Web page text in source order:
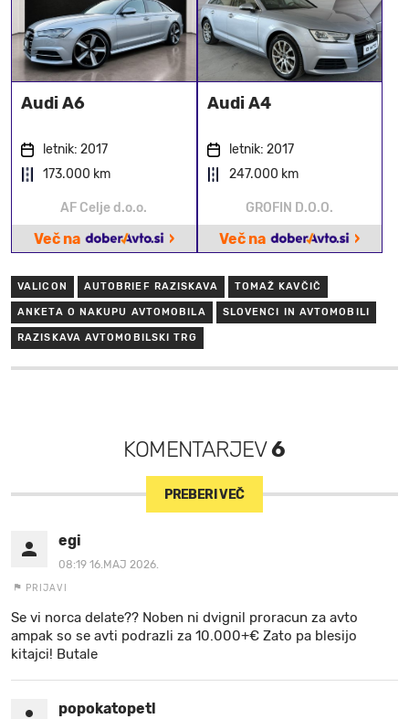
Audi A6
letnik: 2017
173.000 km
AF Celje d.o.o.
Več na ›
Audi A4
letnik: 2017
247.000 km
GROFIN D.O.O.
Več na ›
VALICON AUTOBRIEF RAZISKAVA TOMAŽ KAVČIČ
ANKETA O NAKUPU AVTOMOBILA SLOVENCI IN AVTOMOBILI
RAZISKAVA AVTOMOBILSKI TRG
KOMENTARJEV6
PREBERI VEČ
egi
08:19 16.MAJ 2026.
PRIJAVI
Se vi norca delate?? Noben ni dvignil proracun za avto
ampak so se avti podrazli za 10.000+€ Zato pa blesijo
kitajci! Butale
popokatopetl